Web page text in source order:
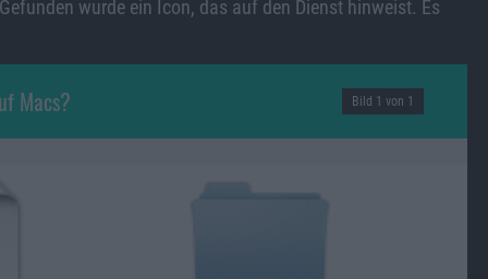
wurde ein Icon, das auf den Dienst hinweist. Es
Macs? Bild 1 von 1